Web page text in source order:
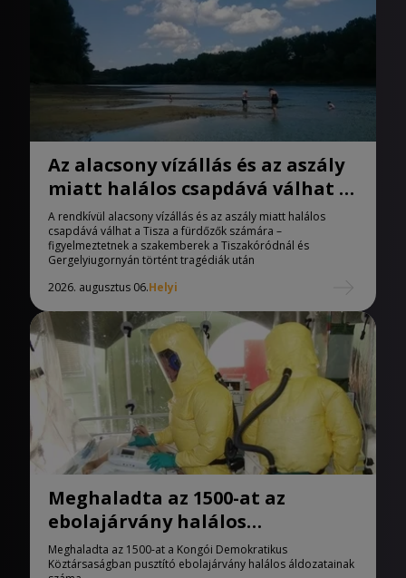
Az alacsony vízállás és az aszály
miatt halálos csapdává válhat a
Tisza
A rendkívül alacsony vízállás és az aszály miatt halálos
csapdává válhat a Tisza a fürdőzők számára –
figyelmeztetnek a szakemberek a Tiszakóródnál és
Gergelyiugornyán történt tragédiák után
2026. augusztus 06.Helyi
Meghaladta az 1500-at az
ebolajárvány halálos
áldozatainak száma
Meghaladta az 1500-at a Kongói Demokratikus
Köztársaságban pusztító ebolajárvány halálos áldozatainak